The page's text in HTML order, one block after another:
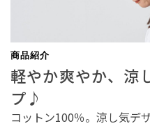
商品紹介
軽やか爽やか、涼
プ♪
コットン100％。涼し気デ